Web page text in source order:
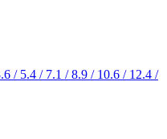
/ 5.4 / 7.1 / 8.9 / 10.6 / 12.4 /